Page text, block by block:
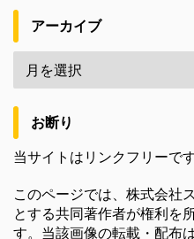
アーカイブ
お断り
当サイトはリンクフリーです
このページでは、株式会社
とする共同著作者が権利を
す。当該画像の転載・配布